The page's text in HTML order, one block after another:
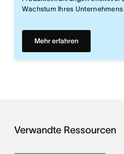
Wachstum Ihres
Mehr erfahren
Verwandte Ressourcen